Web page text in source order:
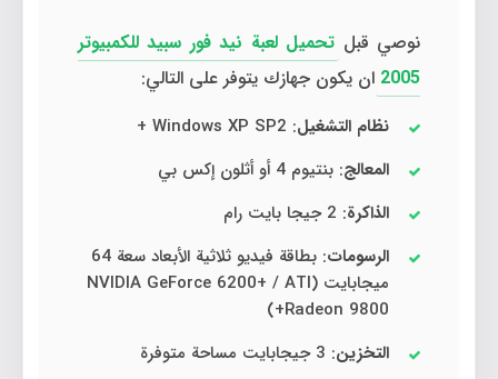
نوصي قبل تحميل لعبة نيد فور سبيد للكمبيوتر
2005 ان يكون جهازك يتوفر على التالي:
نظام التشغيل: Windows XP SP2 +
المعالج: بنتيوم 4 أو أثلون إكس بي
الذاكرة: 2 جيجا بايت رام
الرسومات
: بطاقة فيديو ثلاثية الأبعاد سعة 64
ميجابايت (NVIDIA GeForce 6200+ / ATI
Radeon 9800+)
التخزين: 3 جيجابايت مساحة متوفرة